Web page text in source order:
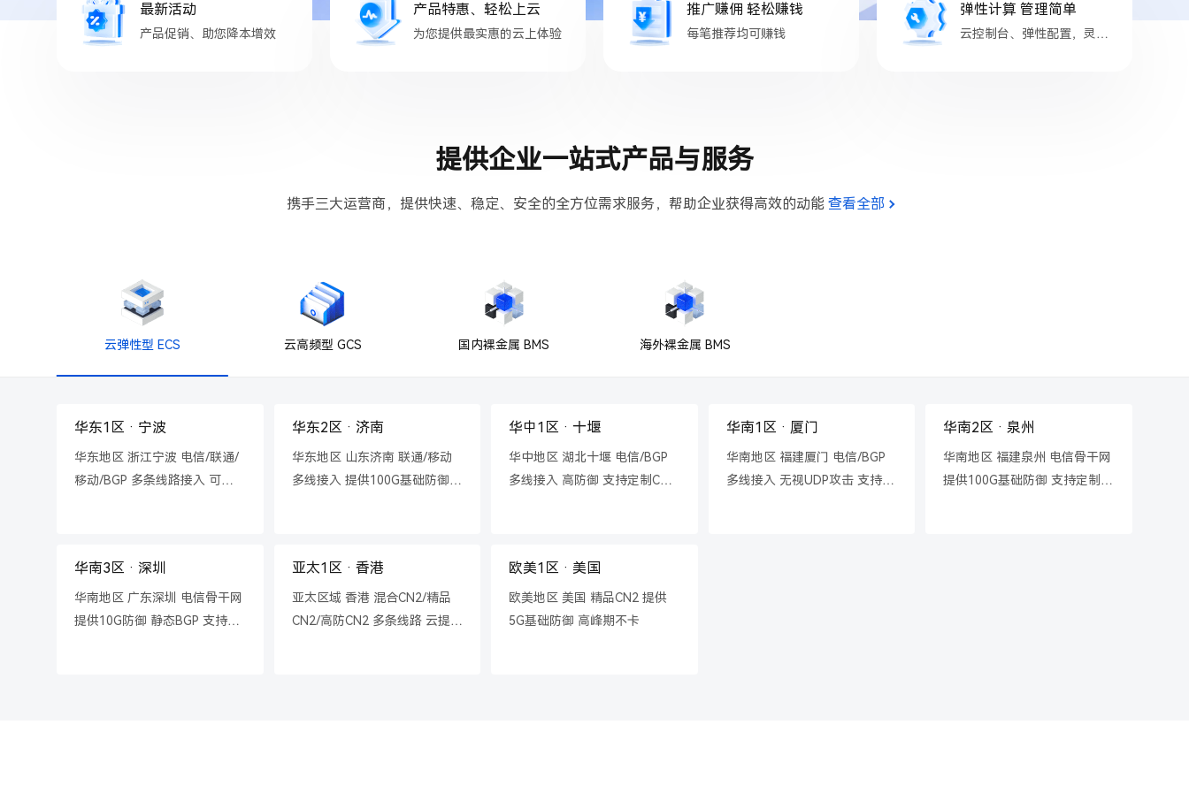
最新活动
产品促销、助您降本增效
产品特惠、轻松上云
为您提供最实惠的云上体验
推广赚佣 轻松赚钱
每笔推荐均可赚钱
弹性计算 管理简单
云控制台、弹性配置，灵活
提供企业一站式产品与服务
携手三大运营商，提供快速、稳定、安全的全方位需求服务，帮助企业获得高效的动能 查看全部
云弹性型 ECS 云高频型 GCS 国内裸金属 BMS 海外裸金属 BMS
华东1区 · 宁波
华东地区 浙江宁波 电信/联通/
移动/BGP 多条线路接入 可封
华东2区 · 济南
华东地区 山东济南 联通/移动
多线接入 提供100G基础防御
华中1区 · 十堰
华中地区 湖北十堰 电信/BGP
多线接入 高防御 支持定制CC
华南1区 · 厦门
华南地区 福建厦门 电信/BGP
多线接入 无视UDP攻击 支持封
华南2区 · 泉州
华南地区 福建泉州 电信骨干网
提供100G基础防御 支持定制
华南3区 · 深圳
华南地区 广东深圳 电信骨干网
提供10G防御 静态BGP 支持定
亚太1区 · 香港
亚太区域 香港 混合CN2/精品
CN2/高防CN2 多条线路 云提清
欧美1区 · 美国
欧美地区 美国 精品CN2 提供
5G基础防御 高峰期不卡